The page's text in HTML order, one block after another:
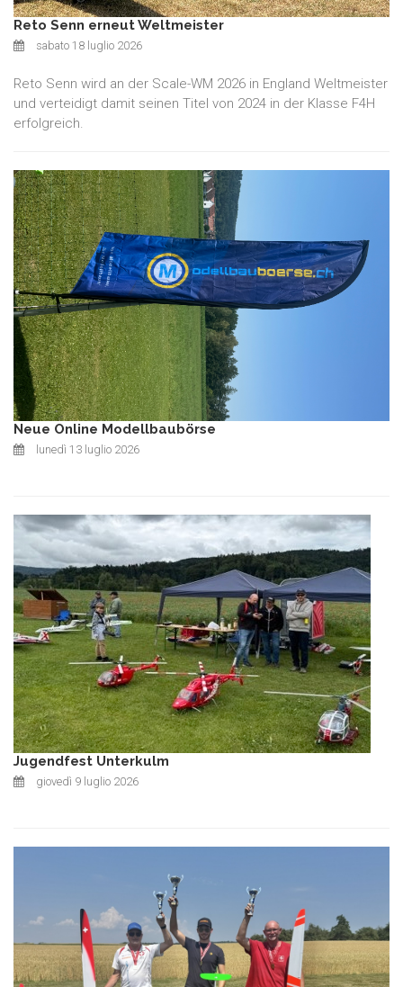
Reto Senn erneut Weltmeister
sabato 18 luglio 2026
Reto Senn wird an der Scale-WM 2026 in England Weltmeister
und verteidigt damit seinen Titel von 2024 in der Klasse F4H
erfolgreich.
Neue Online Modellbaubörse
lunedì 13 luglio 2026
Jugendfest Unterkulm
giovedì 9 luglio 2026